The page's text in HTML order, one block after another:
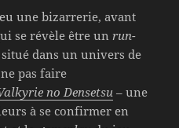
une bizarrerie, avant
se révèle être unrun-
situé dans un univers de
pas faire
no Densetsu – une
à se confirmer en